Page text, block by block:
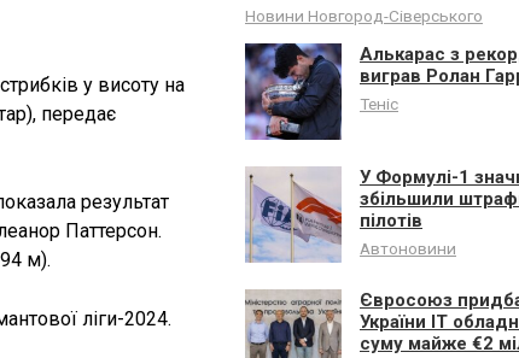
у висоту на
передає
результат
Паттерсон.
м).
ліги-2024.
Новини Новгород-Сіверського
Алькарас з
виграв Ролан
Теніс
У Формулі-1
збільшили
пілотів
Автоновини
Євросоюз
України ІТ
суму майже €2